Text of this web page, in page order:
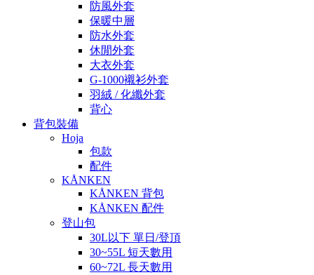
防風外套
保暖中層
防水外套
休閒外套
大衣外套
G-1000襯衫外套
羽絨 / 化纖外套
背心
背包裝備
Hoja
包款
配件
KÅNKEN
KÅNKEN 背包
KÅNKEN 配件
登山包
30L以下 單日/登頂
30~55L 短天數用
60~72L 長天數用